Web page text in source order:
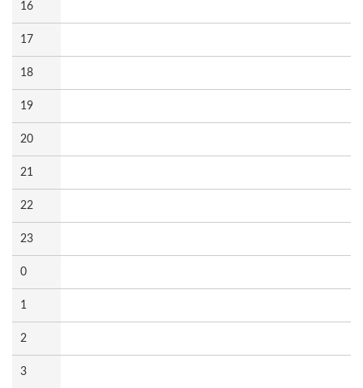
16
17
18
19
20
21
22
23
0
1
2
3